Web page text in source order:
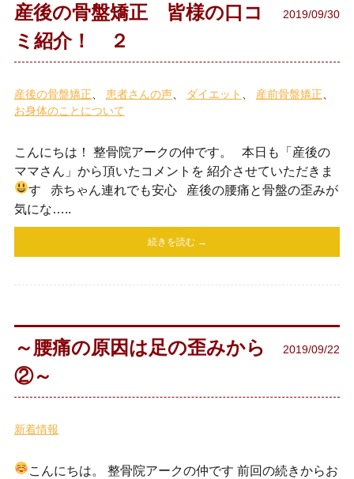
産後の骨盤矯正 皆様の口コ
ミ紹介！ ２
2019/09/30
産後の骨盤矯正 患者さんの声 ダイエット
産前骨盤矯正
お身体のことについて
こんにちは！ 整骨院アークの仲です。 本日も「産後の
ママさん」から頂いたコメントを 紹介させていただきま
す 赤ちゃん連れでも安心 産後の腰痛と骨盤の歪みが
気にな…..
続きを読む →
～腰痛の原因は足の歪みから
②～
2019/09/22
新着情報
こんにちは。 整骨院アークの仲です 前回の続きからお